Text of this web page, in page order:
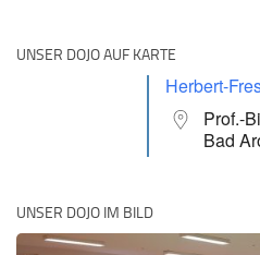
UNSER DOJO AUF KARTE
Herbert-
Prof.-
Bad
UNSER DOJO IM BILD